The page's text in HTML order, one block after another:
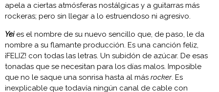
apela a ciertas atmósferas nostálgicas y a guitarras más
rockeras; pero sin llegar a lo estruendoso ni agresivo.
Yeies el nombre de su nuevo sencillo que, de paso, le da
nombre a su flamante producción. Es una canción feliz,
¡FELIZ! con todas las letras. Un subidón de azúcar. De esas
tonadas que se necesitan para los días malos. Imposible
que no le saque una sonrisa hasta al más rocker. Es
inexplicable que todavía ningún canal de cable con